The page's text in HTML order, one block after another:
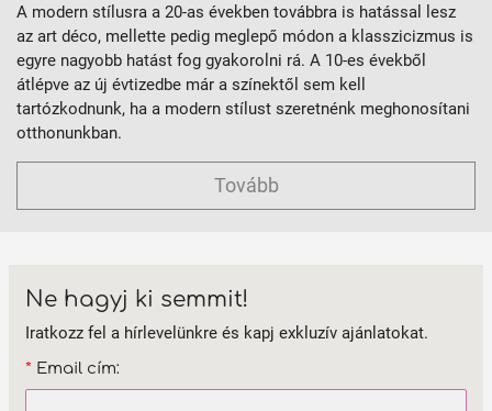
A modern stílusra a 20-as években továbbra is hatással lesz
az art déco, mellette pedig meglepő módon a klasszicizmus is
egyre nagyobb hatást fog gyakorolni rá. A 10-es évekből
átlépve az új évtizedbe már a színektől sem kell
tartózkodnunk, ha a modern stílust szeretnénk meghonosítani
otthonunkban.
Tovább
Ne hagyj ki semmit!
Iratkozz fel a hírlevelünkre és kapj exkluzív ajánlatokat.
* Email cím: